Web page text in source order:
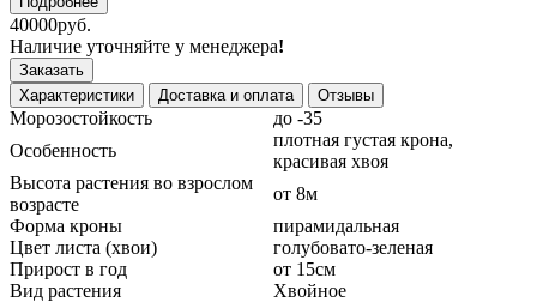
40000руб.
Наличие уточняйте у менеджера!
Заказать
Характеристики
Доставка и оплата Отзывы
Морозостойкость
до -35
Особенность
плотная густая крона,
красивая хвоя
Высота растения во взрослом
возрасте
от 8м
Форма кроны
пирамидальная
Цвет листа (хвои)
голубовато-зеленая
Прирост в год
от 15см
Вид растения
Хвойное